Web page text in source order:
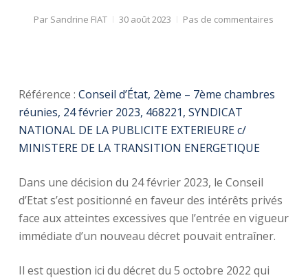
Par Sandrine FIAT 30 août 2023 Pas de commentaires
Référence : Conseil d’État, 2ème – 7ème chambres
réunies, 24 février 2023, 468221, SYNDICAT
NATIONAL DE LA PUBLICITE EXTERIEURE c/
MINISTERE DE LA TRANSITION ENERGETIQUE
Dans une décision du 24 février 2023, le Conseil
d’Etat s’est positionné en faveur des intérêts privés
face aux atteintes excessives que l’entrée en vigueur
immédiate d’un nouveau décret pouvait entraîner.
Il est question ici du décret du 5 octobre 2022 qui